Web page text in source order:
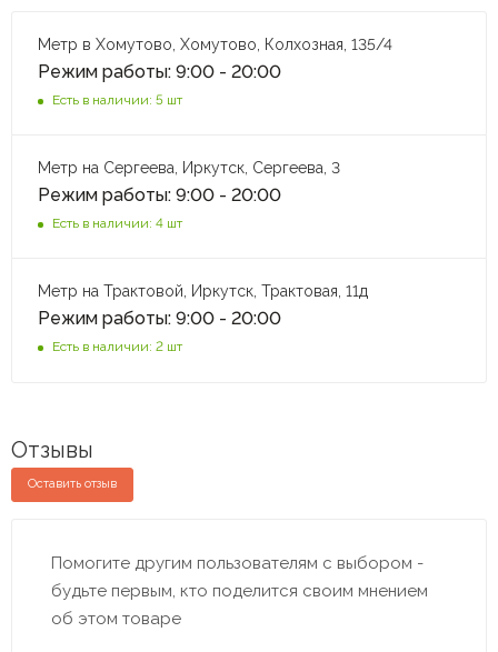
Метр в Хомутово, Хомутово, Колхозная, 135/4
Режим работы: 9:00 - 20:00
Есть в наличии: 5 шт
Метр на Сергеева, Иркутск, Сергеева, 3
Режим работы: 9:00 - 20:00
Есть в наличии: 4 шт
Метр на Трактовой, Иркутск, Трактовая, 11д
Режим работы: 9:00 - 20:00
Есть в наличии: 2 шт
Отзывы
Оставить отзыв
Помогите другим пользователям с выбором -
будьте первым, кто поделится своим мнением
об этом товаре